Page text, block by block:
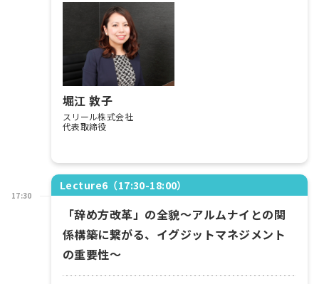
堀江 敦子
スリール株式会社
代表取締役
17:30
Lecture6（17:30-18:00）
「辞め方改革」の全貌～アルムナイとの関
係構築に繋がる、イグジットマネジメント
の重要性～